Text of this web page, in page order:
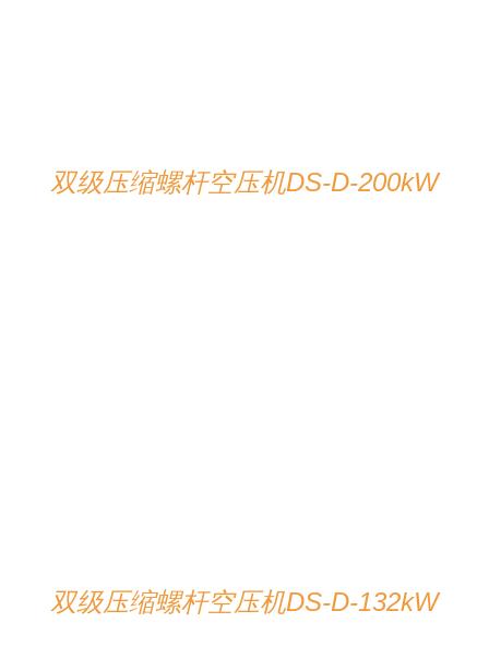
双级压缩螺杆空压机DS-D-200kW
双级压缩螺杆空压机DS-D-132kW